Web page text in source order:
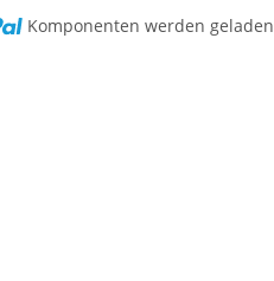
Komponenten werden